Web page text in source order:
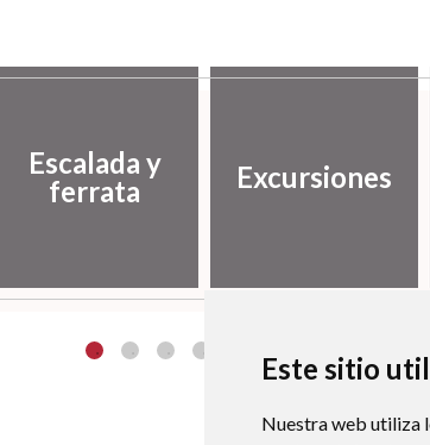
Este sitio
Nuestra web utiliza
Escalada y
ferrata
Excursiones